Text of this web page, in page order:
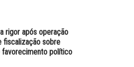
rigor após operação
fiscalização sobre
favorecimento político